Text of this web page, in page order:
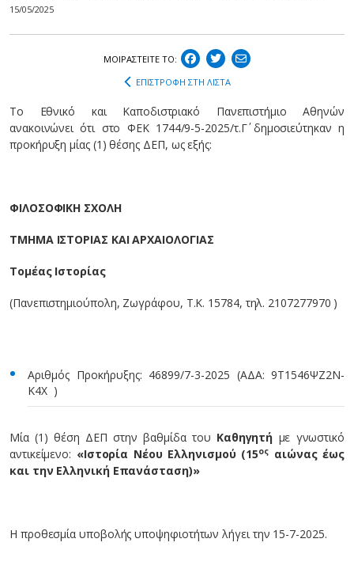
15/05/2025
ΜΟΙΡΑΣΤEIΤΕ ΤΟ:
ΕΠΙΣΤΡΟΦΗ ΣΤΗ ΛΙΣΤΑ
Tο Εθνικό και Καποδιστριακό Πανεπιστήμιο Αθηνών
ανακοινώνει ότι στο ΦEK 1744/9-5-2025/τ.Γ΄ δημοσιεύτηκαν η
προκήρυξη μίας (1) θέσης ΔΕΠ, ως εξής:
ΦΙΛΟΣΟΦΙΚΗ ΣΧΟΛΗ
ΤΜΗΜΑ ΙΣΤΟΡΙΑΣ ΚΑΙ ΑΡΧΑΙΟΛΟΓΙΑΣ
Τομέας Ιστορίας
(Πανεπιστημιούπολη, Ζωγράφου, Τ.Κ. 15784, τηλ. 2107277970 )
Αριθμός Προκήρυξης: 46899/7-3-2025 (ΑΔΑ: 9Τ1546ΨΖ2Ν-
Κ4Χ )
Μία (1) θέση ΔΕΠ στην βαθμίδα του Καθηγητή με γνωστικό
αντικείμενο: «Ιστορία Νέου Ελληνισμού (15ος αιώνας έως
και την Ελληνική Επανάσταση)»
Η προθεσμία υποβολής υποψηφιοτήτων λήγει την 15-7-2025.